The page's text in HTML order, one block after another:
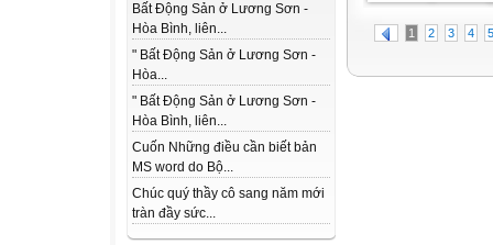
Bất Động Sản ở Lương Sơn -
Hòa Bình, liên...
" Bất Động Sản ở Lương Sơn -
Hòa...
" Bất Động Sản ở Lương Sơn -
Hòa Bình, liên...
Cuốn Những điều cần biết bản
MS word do Bộ...
Chúc quý thầy cô sang năm mới
tràn đầy sức...
1 2 3 4 5